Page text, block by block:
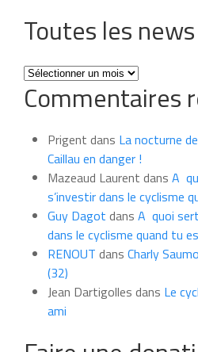
Toutes les
Toutes
les
news
mois
Commentaires
Prigent dans La nocturne
Caillau en danger !
Mazeaud Laurent dans A
s’investir dans le cyclisme
Guy Dagot dans A quoi
dans le cyclisme quand tu
RENOUT dans Charly
(32)
Jean Dartigolles dans Le
ami